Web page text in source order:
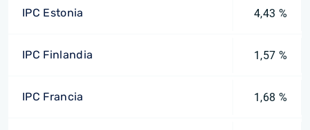
IPC Estonia 4,43 %
IPC Finlandia 1,57 %
IPC Francia 1,68 %